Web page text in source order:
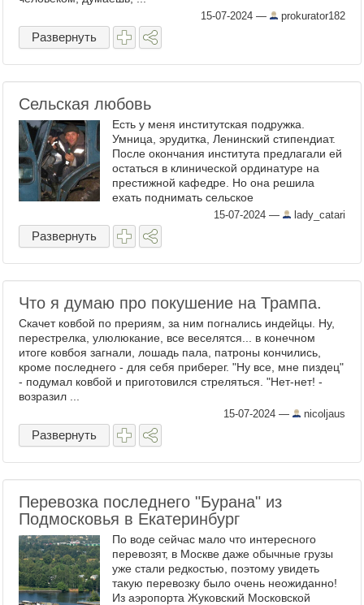
15-07-2024 — prokurator182
Развернуть
Сельская любовь
Есть у меня институтская подружка.
Умница, эрудитка, Ленинский стипендиат.
После окончания института предлагали ей
остаться в клинической ординатуре на
престижной кафедре. Но она решила
ехать поднимать сельское
здравоохранение. Сказано - сделано. А в
селе взял над ней шефство тракторист ...
15-07-2024 — lady_catari
Развернуть
Что я думаю про покушение на Трампа.
Скачет ковбой по прериям, за ним погнались индейцы. Ну,
перестрелка, улюлюкание, все веселятся... в конечном
итоге ковбоя загнали, лошадь пала, патроны кончились,
кроме последнего - для себя приберег. "Ну все, мне пиздец"
- подумал ковбой и приготовился стреляться. "Нет-нет! -
возразил ...
15-07-2024 — nicoljaus
Развернуть
Перевозка последнего "Бурана" из
Подмосковья в Екатеринбург
По воде сейчас мало что интересного
перевозят, в Москве даже обычные грузы
уже стали редкостью, поэтому увидеть
такую перевозку было очень неожиданно!
Из аэропорта Жуковский Московской